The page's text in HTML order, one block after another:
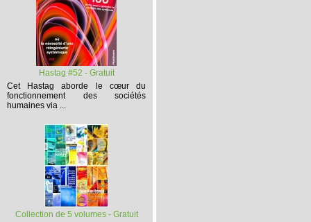
Hastag #52 - Gratuit
Cet
Hastag aborde le cœur du
fonctionnement des sociétés
humaines via ...
Collection de 5 volumes - Gratuit